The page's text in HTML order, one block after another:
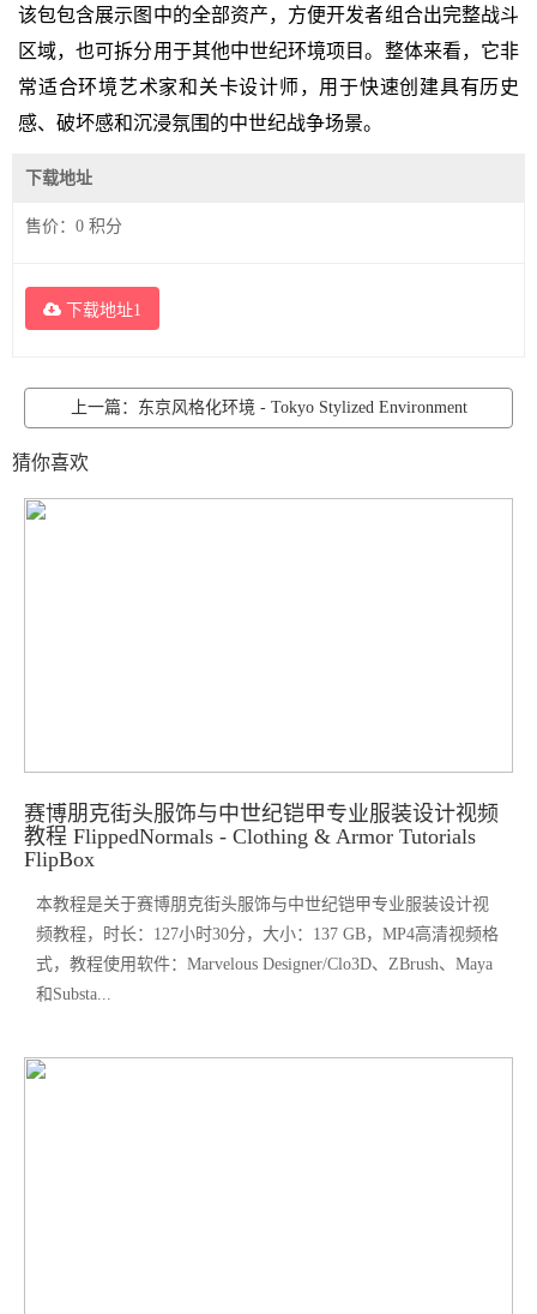
该包包含展示图中的全部资产，方便开发者组合出完整战斗
区域，也可拆分用于其他中世纪环境项目。整体来看，它非
常适合环境艺术家和关卡设计师，用于快速创建具有历史
感、破坏感和沉浸氛围的中世纪战争场景。
下载地址
售价： 0 积分
下载地址1
上一篇：东京风格化环境 - Tokyo Stylized Environment
猜你喜欢
赛博朋克街头服饰与中世纪铠甲专业服装设计视频
教程 FlippedNormals - Clothing & Armor Tutorials
FlipBox
本教程是关于赛博朋克街头服饰与中世纪铠甲专业服装设计视
频教程，时长：127小时30分，大小：137 GB，MP4高清视频格
式，教程使用软件：Marvelous Designer/Clo3D、ZBrush、Maya
和Substa...